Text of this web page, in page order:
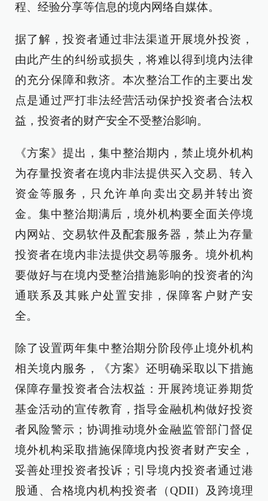
程、经验分享等信息的境内网络自媒体。
据了解，投资者通过非法渠道开展境外投资，
由此产生的纠纷或损失，将难以得到境内法律
的充分保障和救济。本次整治工作的主要出发
点是通过严打非法经营活动保护投资者合法权
益，投资者的财产安全不受整治影响。
《方案》提出，集中整治期内，禁止境外机构
为存量投资者在境内非法提供买入交易、转入
资金等服务，只允许单向卖出交易并转出资
金。集中整治期满后，境外机构要全面关停境
内网站、交易软件及配套服务器，禁止为存量
投资者在境内非法提供交易等服务。境外机构
要做好与在境内受整治措施影响的投资者的沟
通联系及其账户处置安排，保障客户财产安
全。
除了设置两年集中整治期分阶段停止境外机构
相关境内服务，《方案》还明确采取以下措施
保障存量投资者合法权益：开展跨境证券期货
基金活动的宣传教育，指导金融机构做好投资
者风险警示；协调推动境外金融监管部门督促
境外机构采取措施保障境内投资者财产安全，
妥善处理投资者投诉；引导境内投资者通过港
股通、合格境内机构投资者（QDII）及跨境理